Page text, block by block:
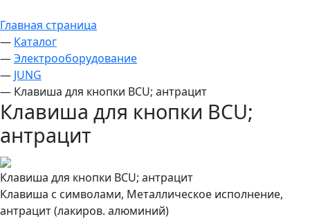
Главная страница
— Каталог
—Электрооборудование
— JUNG
— Клавиша для кнопки BCU; антрацит
Клавиша для кнопки BCU;
антрацит
Клавиша для кнопки BCU; антрацит
Клавиша с символами, Металлическое исполнение,
антрацит (лакиров. алюминий)